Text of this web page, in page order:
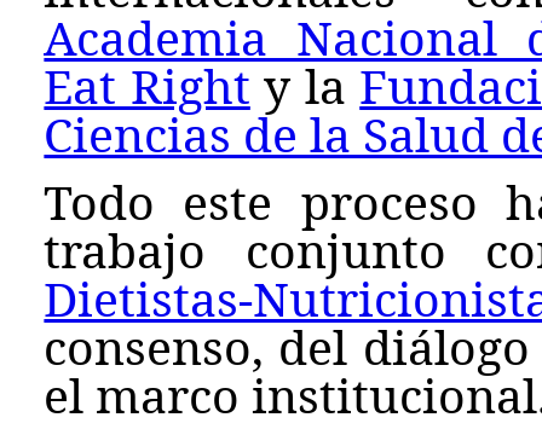
Academia Nacional
Eat Right y la
Ciencias de la Salud
Todo este proceso
trabajo conjunto
Dietistas-
consenso, del
el marco